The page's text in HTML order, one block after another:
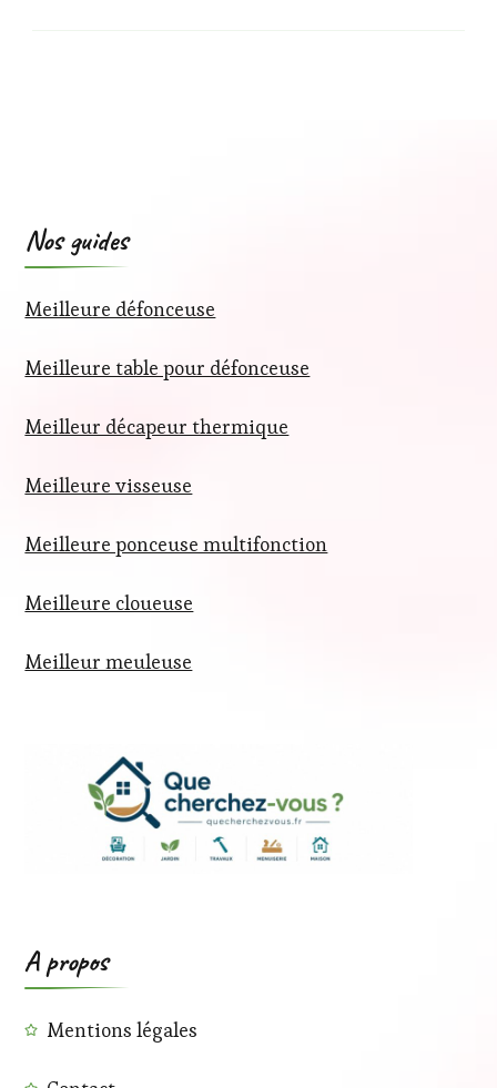
Nos guides
Meilleure défonceuse
Meilleure table pour défonceuse
Meilleur décapeur thermique
Meilleure visseuse
Meilleure ponceuse multifonction
Meilleure cloueuse
Meilleur meuleuse
A propos
Mentions légales